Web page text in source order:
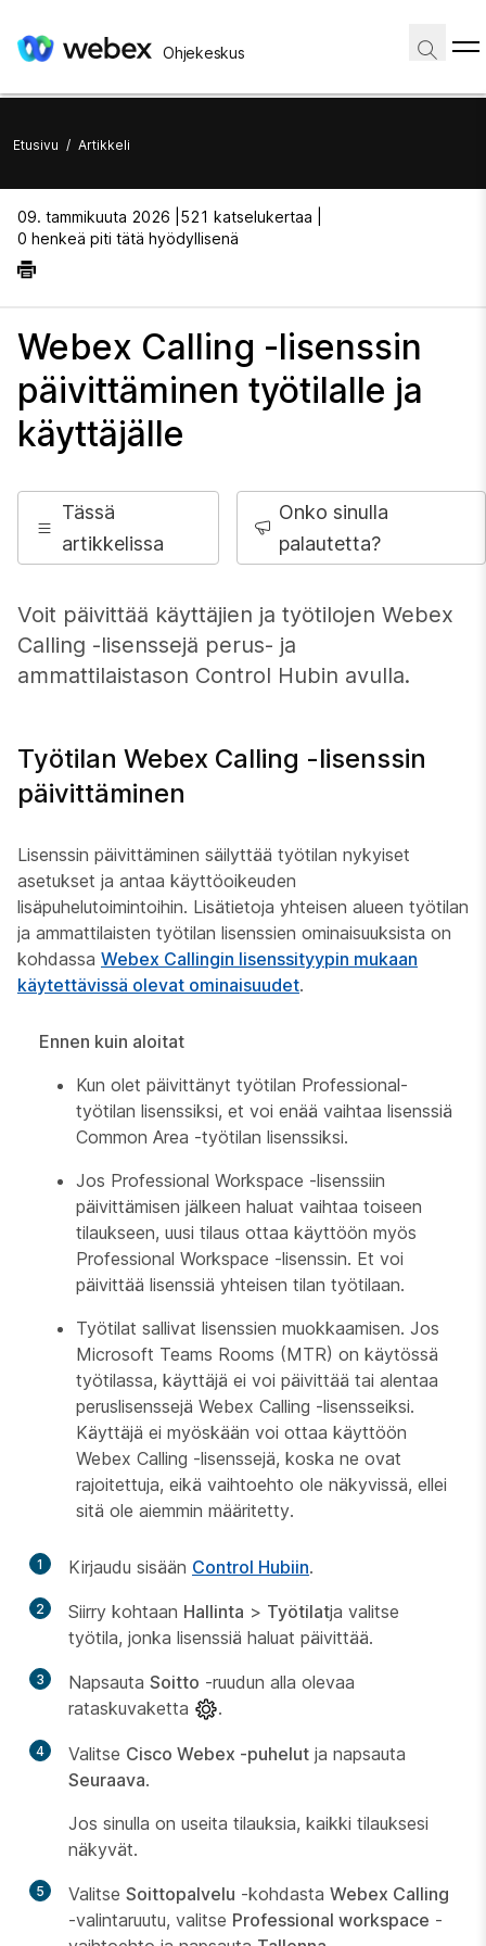
Ohjekeskus
Etusivu / Artikkeli
09. tammikuuta 2026 | 521 katselukertaa |
0 henkeä piti tätä hyödyllisenä
Webex Calling -lisenssin
päivittäminen työtilalle ja
käyttäjälle
Tässä
artikkelissa
Onko sinulla
palautetta?
Voit päivittää käyttäjien ja työtilojen Webex
Calling -lisenssejä perus- ja
ammattilaistason Control Hubin avulla.
Työtilan Webex Calling -lisenssin
päivittäminen
Lisenssin päivittäminen säilyttää työtilan nykyiset
asetukset ja antaa käyttöoikeuden
lisäpuhelutoimintoihin. Lisätietoja yhteisen alueen työtilan
ja ammattilaisten työtilan lisenssien ominaisuuksista on
kohdassa Webex Callingin lisenssityypin mukaan
käytettävissä olevat ominaisuudet.
Ennen kuin aloitat
Kun olet päivittänyt työtilan Professional-
työtilan lisenssiksi, et voi enää vaihtaa lisenssiä
Common Area -työtilan lisenssiksi.
Jos Professional Workspace -lisenssiin
päivittämisen jälkeen haluat vaihtaa toiseen
tilaukseen, uusi tilaus ottaa käyttöön myös
Professional Workspace -lisenssin. Et voi
päivittää lisenssiä yhteisen tilan työtilaan.
Työtilat sallivat lisenssien muokkaamisen. Jos
Microsoft Teams Rooms (MTR) on käytössä
työtilassa, käyttäjä ei voi päivittää tai alentaa
peruslisenssejä Webex Calling -lisensseiksi.
Käyttäjä ei myöskään voi ottaa käyttöön
Webex Calling -lisenssejä, koska ne ovat
rajoitettuja, eikä vaihtoehto ole näkyvissä, ellei
sitä ole aiemmin määritetty.
1 Kirjaudu sisään Control Hubiin.
2 Siirry kohtaan Hallinta > Työtilatja valitse
työtila, jonka lisenssiä haluat päivittää.
3 Napsauta Soitto -ruudun alla olevaa
rataskuvaketta
.
4 Valitse Cisco Webex -puhelut ja napsauta
Seuraava.
Jos sinulla on useita tilauksia, kaikki tilauksesi
näkyvät.
5 Valitse Soittopalvelu -kohdasta Webex Calling
-valintaruutu, valitse Professional workspace -